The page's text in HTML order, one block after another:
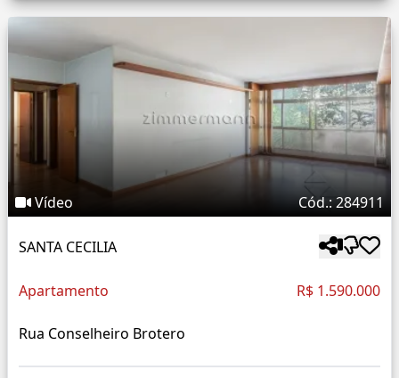
Vídeo Cód.: 284911
SANTA CECILIA
Apartamento R$ 1.590.000
Rua Conselheiro Brotero